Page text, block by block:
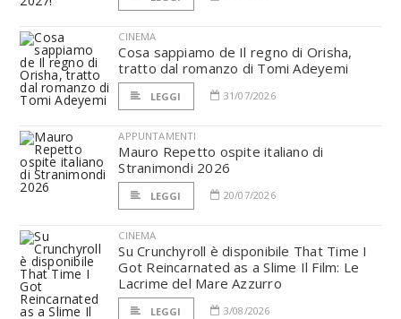
CINEMA
Cosa sappiamo de Il regno di Orisha,
tratto dal romanzo di Tomi Adeyemi
LEGGI 31/07/2026
APPUNTAMENTI
Mauro Repetto ospite italiano di
Stranimondi 2026
LEGGI 20/07/2026
CINEMA
Su Crunchyroll è disponibile That Time I
Got Reincarnated as a Slime Il Film: Le
Lacrime del Mare Azzurro
LEGGI
3/08/2026